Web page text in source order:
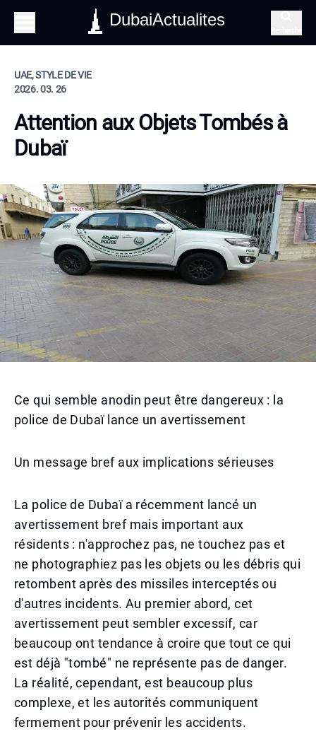
DubaiActualites
UAE, STYLE DE VIE
2026. 03. 26
Attention aux Objets Tombés à
Dubaï
Ce qui semble anodin peut être dangereux : la
police de Dubaï lance un avertissement
Un message bref aux implications sérieuses
La police de Dubaï a récemment lancé un
avertissement bref mais important aux
résidents : n'approchez pas, ne touchez pas et
ne photographiez pas les objets ou les débris qui
retombent après des missiles interceptés ou
d'autres incidents. Au premier abord, cet
avertissement peut sembler excessif, car
beaucoup ont tendance à croire que tout ce qui
est déjà "tombé" ne représente pas de danger.
La réalité, cependant, est beaucoup plus
complexe, et les autorités communiquent
fermement pour prévenir les accidents.